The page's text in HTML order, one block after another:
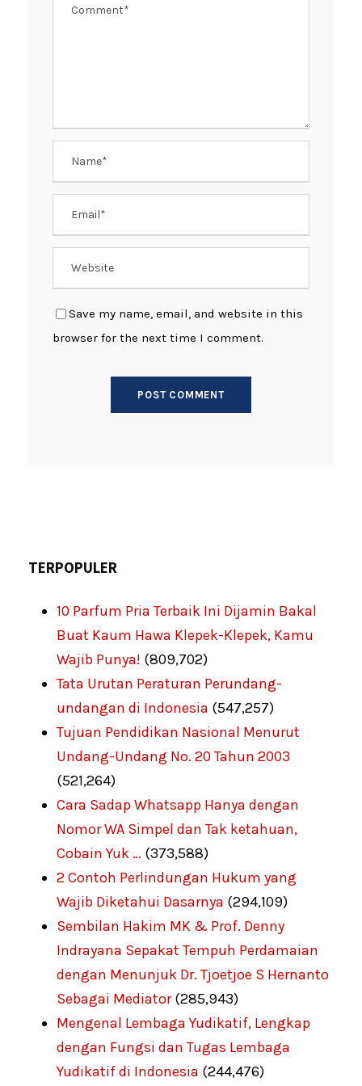
Save my name, email, and website in this
browser for the next time I comment.
TERPOPULER
10 Parfum Pria Terbaik Ini Dijamin Bakal
Buat Kaum Hawa Klepek-Klepek, Kamu
Wajib Punya! (809,702)
Tata Urutan Peraturan Perundang-
undangan di Indonesia (547,257)
Tujuan Pendidikan Nasional Menurut
Undang-Undang No. 20 Tahun 2003
(521,264)
Cara Sadap Whatsapp Hanya dengan
Nomor WA Simpel dan Tak ketahuan,
Cobain Yuk … (373,588)
2 Contoh Perlindungan Hukum yang
Wajib Diketahui Dasarnya (294,109)
Sembilan Hakim MK & Prof. Denny
Indrayana Sepakat Tempuh Perdamaian
dengan Menunjuk Dr. Tjoetjoe S Hernanto
Sebagai Mediator (285,943)
Mengenal Lembaga Yudikatif, Lengkap
dengan Fungsi dan Tugas Lembaga
Yudikatif di Indonesia (244,476)